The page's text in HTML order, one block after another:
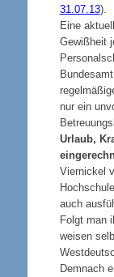
31.07.13).
Eine
Gewißheit
nur ein
Urlaub,
Viernickel
auch
Folgt man
weisen
Demnach